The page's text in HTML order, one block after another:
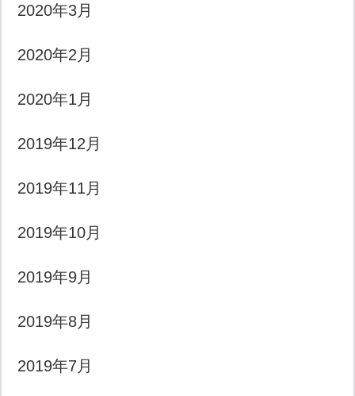
2020年3月
2020年2月
2020年1月
2019年12月
2019年11月
2019年10月
2019年9月
2019年8月
2019年7月